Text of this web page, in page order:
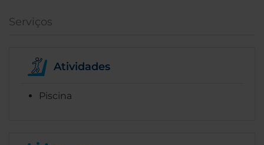
Serviços
Atividades
Piscina